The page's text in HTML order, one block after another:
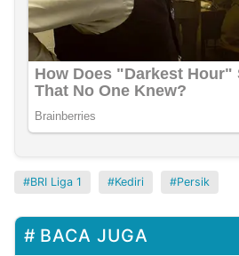
BRI Liga 1 Kediri Persik
BACA JUGA